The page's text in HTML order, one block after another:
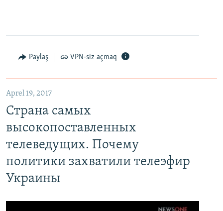
Paylaş VPN-siz açmaq
Aprel 19, 2017
Страна самых
высокопоставленных
телеведущих. Почему
политики захватили телеэфир
Украины